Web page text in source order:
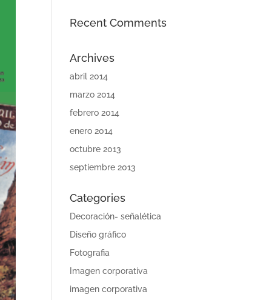
Recent Comments
Archives
abril 2014
marzo 2014
febrero 2014
enero 2014
octubre 2013
septiembre 2013
Categories
Decoración- señalética
Diseño gráfico
Fotografia
Imagen corporativa
imagen corporativa